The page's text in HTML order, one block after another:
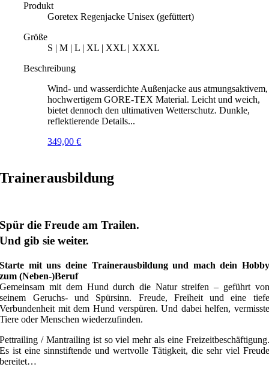
Produkt
Goretex Regenjacke Unisex (gefüttert)
Größe
S | M | L | XL | XXL | XXXL
Beschreibung
Wind- und wasserdichte Außenjacke aus atmungsaktivem,
hochwertigem GORE-TEX Material. Leicht und weich,
bietet dennoch den ultimativen Wetterschutz. Dunkle,
reflektierende Details...
349,00€
Trainerausbildung
Spür die Freude am Trailen.
Und gib sie weiter.
Starte mit uns deine Trainerausbildung und mach dein Hobby
zum (Neben-)Beruf
Gemeinsam mit dem Hund durch die Natur streifen – geführt von
seinem Geruchs- und Spürsinn. Freude, Freiheit und eine tiefe
Verbundenheit mit dem Hund verspüren. Und dabei helfen, vermisste
Tiere oder Menschen wiederzufinden.
Pettrailing / Mantrailing ist so viel mehr als eine Freizeitbeschäftigung.
Es ist eine sinnstiftende und wertvolle Tätigkeit, die sehr viel Freude
bereitet…